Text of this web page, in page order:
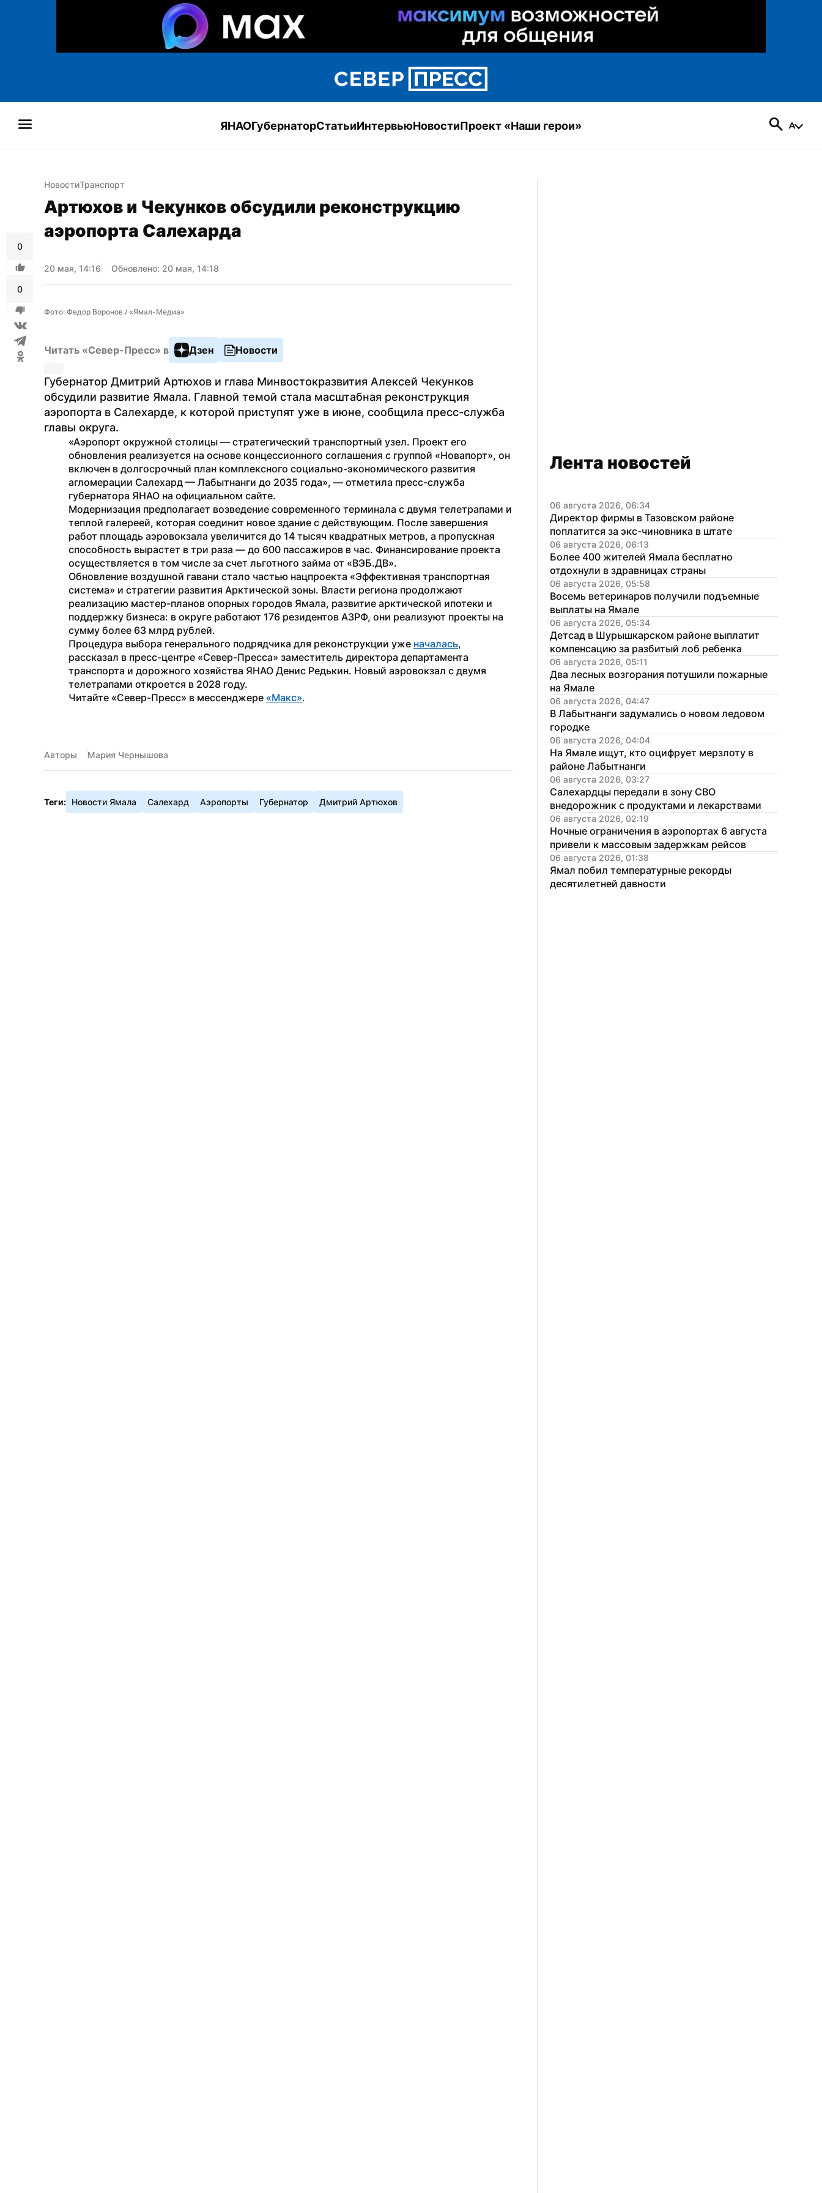
ЯНАОГубернаторСтатьиИнтервьюНовостиПроект «Наши герои»
0
0
НовостиТранспорт
Артюхов и Чекунков обсудили реконструкцию
аэропорта Салехарда
20 мая, 14:16 Обновлено: 20 мая, 14:18
Фото: Федор Воронов / «Ямал-Медиа»
Читать «Север-Пресс» в Дзен Новости
Губернатор Дмитрий Артюхов и глава Минвостокразвития Алексей Чекунков
обсудили развитие Ямала. Главной темой стала масштабная реконструкция
аэропорта в Салехарде, к которой приступят уже в июне, сообщила пресс-служба
главы округа.
«Аэропорт окружной столицы — стратегический транспортный узел. Проект его
обновления реализуется на основе концессионного соглашения с группой «Новапорт», он
включен в долгосрочный план комплексного социально-экономического развития
агломерации Салехард — Лабытнанги до 2035 года», — отметила пресс-служба
губернатора ЯНАО на официальном сайте.
Модернизация предполагает возведение современного терминала с двумя телетрапами и
теплой галереей, которая соединит новое здание с действующим. После завершения
работ площадь аэровокзала увеличится до 14 тысяч квадратных метров, а пропускная
способность вырастет в три раза — до 600 пассажиров в час. Финансирование проекта
осуществляется в том числе за счет льготного займа от «ВЭБ.ДВ».
Обновление воздушной гавани стало частью нацпроекта «Эффективная транспортная
система» и стратегии развития Арктической зоны. Власти региона продолжают
реализацию мастер-планов опорных городов Ямала, развитие арктической ипотеки и
поддержку бизнеса: в округе работают 176 резидентов АЗРФ, они реализуют проекты на
сумму более 63 млрд рублей.
Процедура выбора генерального подрядчика для реконструкции уже началась,
рассказал в пресс-центре «Север-Пресса» заместитель директора департамента
транспорта и дорожного хозяйства ЯНАО Денис Редькин. Новый аэровокзал с двумя
телетрапами откроется в 2028 году.
Читайте «Север-Пресс» в мессенджере «Макс».
Авторы Мария Чернышова
Теги: Новости Ямала Салехард Аэропорты Губернатор Дмитрий Артюхов
Лента новостей
06 августа 2026, 06:34
Директор фирмы в Тазовском районе
поплатится за экс-чиновника в штате
06 августа 2026, 06:13
Более 400 жителей Ямала бесплатно
отдохнули в здравницах страны
06 августа 2026, 05:58
Восемь ветеринаров получили подъемные
выплаты на Ямале
06 августа 2026, 05:34
Детсад в Шурышкарском районе выплатит
компенсацию за разбитый лоб ребенка
06 августа 2026, 05:11
Два лесных возгорания потушили пожарные
на Ямале
06 августа 2026, 04:47
В Лабытнанги задумались о новом ледовом
городке
06 августа 2026, 04:04
На Ямале ищут, кто оцифрует мерзлоту в
районе Лабытнанги
06 августа 2026, 03:27
Салехардцы передали в зону СВО
внедорожник с продуктами и лекарствами
06 августа 2026, 02:19
Ночные ограничения в аэропортах 6 августа
привели к массовым задержкам рейсов
06 августа 2026, 01:38
Ямал побил температурные рекорды
десятилетней давности